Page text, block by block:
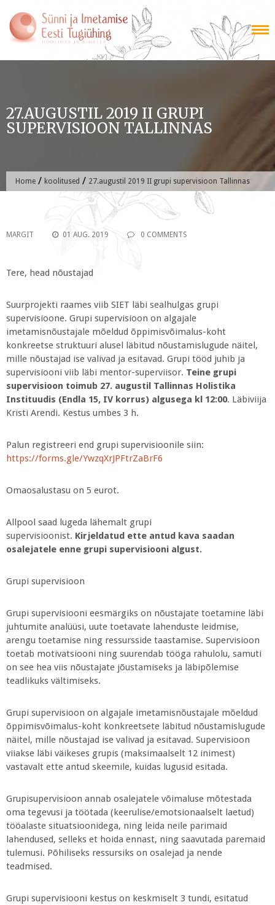
content
27.AUGUSTIL 2019 II GRUPI
SUPERVISIOON TALLINNAS
Home / koolitused / 27.augustil 2019 II grupi supervisioon Tallinnas
MARGIT 01 AUG. 2019 0 COMMENTS
Tere, head nõustajad
Suurprojekti raames viib SIET läbi sealhulgas grupi
supervisioone. Grupi supervisioon on algajale
imetamisnõustajale mõeldud õppimisvõimalus-koht
konkreetse struktuuri alusel läbitud nõustamislugude näitel,
mille nõustajad ise valivad ja esitavad. Grupi tööd juhib ja
supervisiooni viib läbi mentor-superviisor. Teine grupi
supervisioon toimub 27. augustil Tallinnas Holistika
Instituudis (Endla 15, IV korrus) algusega kl 12:00. Läbiviija
Kristi Arendi. Kestus umbes 3 h.
Palun registreeri end grupi supervisioonile siin:
https://forms.gle/YwzqXrJPFtrZaBrF6
Omaosalustasu on 5 eurot.
Allpool saad lugeda lähemalt grupi
supervisioonist. Kirjeldatud ette antud kava saadan
osalejatele enne grupi supervisiooni algust.
Grupi supervisioon
Grupi supervisiooni eesmärgiks on nõustajate toetamine läbi
juhtumite analüüsi, uute toetavate lahenduste leidmise,
arengu toetamise ning ressursside taastamise. Supervisioon
toetab motivatsiooni ning suurendab tööga rahulolu, samuti
on see hea viis nõustajate jõustamiseks ja läbipõlemise
teadlikuks vältimiseks.
Grupi supervisioon on algajale imetamisnõustajale mõeldud
õppimisvõimalus-koht konkreetsete läbitud nõustamislugude
näitel, mille nõustajad ise valivad ja esitavad. Supervisioon
viiakse läbi väikeses grupis (maksimaalselt 12 inimest)
vastavalt ette antud skeemile, kuidas lugusid esitada.
Grupisupervisioon annab osalejatele võimaluse mõtestada
oma tegevusi ja töötada (keerulise/emotsionaalselt laetud)
tööalaste situatsioonidega, ning leida neile parimaid
lahendused, selleks et hoida ennast, ning saavutada paremaid
tulemusi. Põhiliseks ressursiks on osalejad ja nende
teadmised.
Grupi supervisiooni kestus on keskmiselt 3 tundi, esitatud